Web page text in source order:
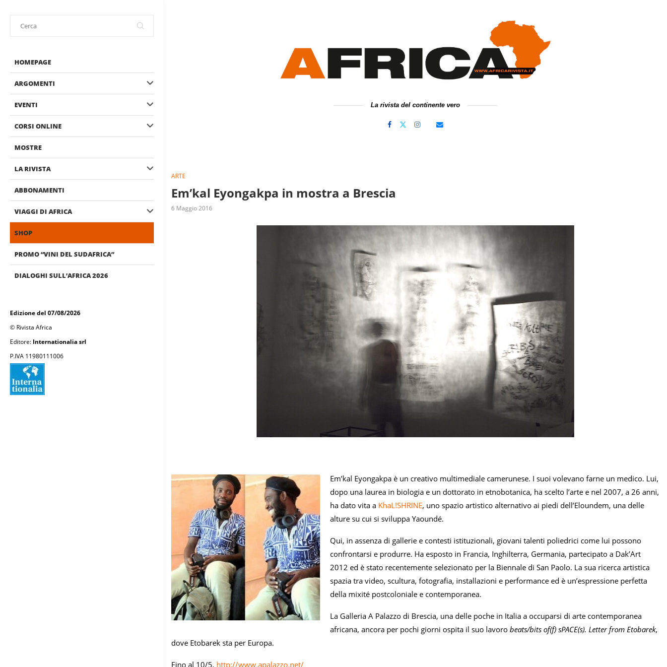
HOMEPAGE
ARGOMENTI
EVENTI
CORSI ONLINE
MOSTRE
LA RIVISTA
ABBONAMENTI
VIAGGI DI AFRICA
SHOP
PROMO “VINI DEL SUDAFRICA”
DIALOGHI SULL’AFRICA 2026
Edizione del 07/08/2026
© Rivista Africa
Editore: Internationalia srl
P.IVA 11980111006
La rivista del continente vero
ARTE
Em’kal Eyongakpa in mostra a Brescia
6 Maggio 2016
Em’kal Eyongakpa è un creativo multimediale camerunese. I suoi volevano farne un medico. Lui,
dopo una laurea in biologia e un dottorato in etnobotanica, ha scelto l’arte e nel 2007, a 26 anni,
ha dato vita a KhaL!SHRINE, uno spazio artistico alternativo ai piedi dell’Eloundem, una delle
alture su cui si sviluppa Yaoundé.
Qui, in assenza di gallerie e contesti istituzionali, giovani talenti poliedrici come lui possono
confrontarsi e produrre. Ha esposto in Francia, Inghilterra, Germania, partecipato a Dak’Art
2012 ed è stato recentemente selezionato per la Biennale di San Paolo. La sua ricerca artistica
spazia tra video, scultura, fotografia, installazioni e performance ed è un’espressione perfetta
della mixité postcoloniale e contemporanea.
La Galleria A Palazzo di Brescia, una delle poche in Italia a occuparsi di arte contemporanea
africana, ancora per pochi giorni ospita il suo lavoro beats/bits of(f) sPACE(s). Letter from Etobarek,
dove Etobarek sta per Europa.
Fino al 10/5, http://www.apalazzo.net/